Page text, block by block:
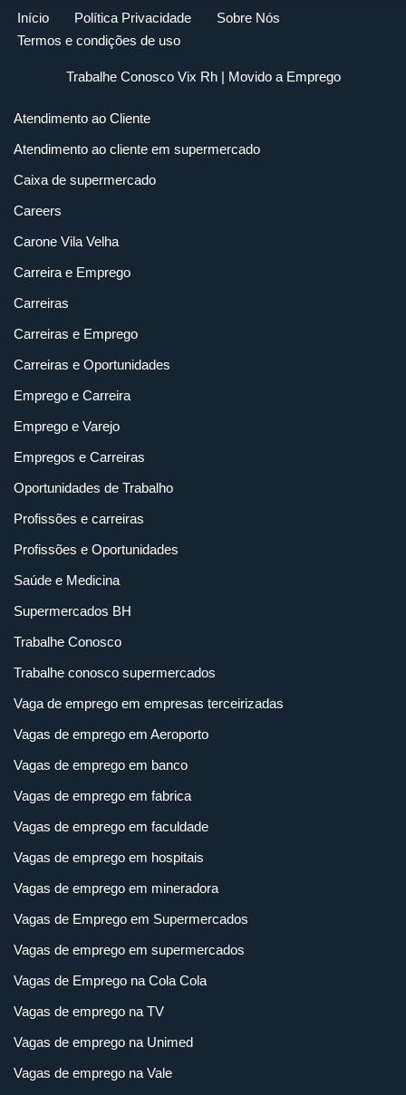
Início Política Privacidade
Sobre Nós
Termos e condições de uso
Trabalhe Conosco Vix Rh| Movido a Emprego
Atendimento ao Cliente
Atendimento ao cliente em supermercado
Caixa de supermercado
Careers
Carone Vila Velha
Carreira e Emprego
Carreiras
Carreiras e Emprego
Carreiras e Oportunidades
Emprego e Carreira
Emprego e Varejo
Empregos e Carreiras
Oportunidades de Trabalho
Profissões e carreiras
Profissões e Oportunidades
Saúde e Medicina
Supermercados BH
Trabalhe Conosco
Trabalhe conosco supermercados
Vaga de emprego em empresas terceirizadas
Vagas de emprego em Aeroporto
Vagas de emprego em banco
Vagas de emprego em fabrica
Vagas de emprego em faculdade
Vagas de emprego em hospitais
Vagas de emprego em mineradora
Vagas de Emprego em Supermercados
Vagas de emprego em supermercados
Vagas de Emprego na Cola Cola
Vagas de emprego na TV
Vagas de emprego na Unimed
Vagas de emprego na Vale